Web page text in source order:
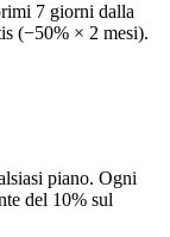
7 giorni dalla
(−50% × 2 mesi).
piano. Ogni
del 10% sul